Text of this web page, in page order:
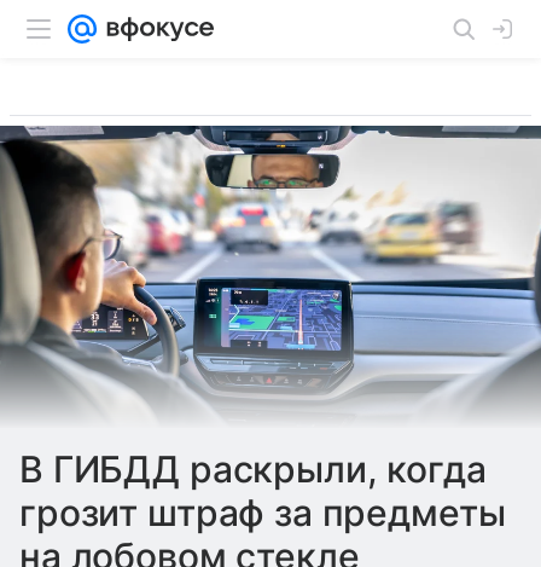
В ГИБДД раскрыли, когда
грозит штраф за предметы
на лобовом стекле